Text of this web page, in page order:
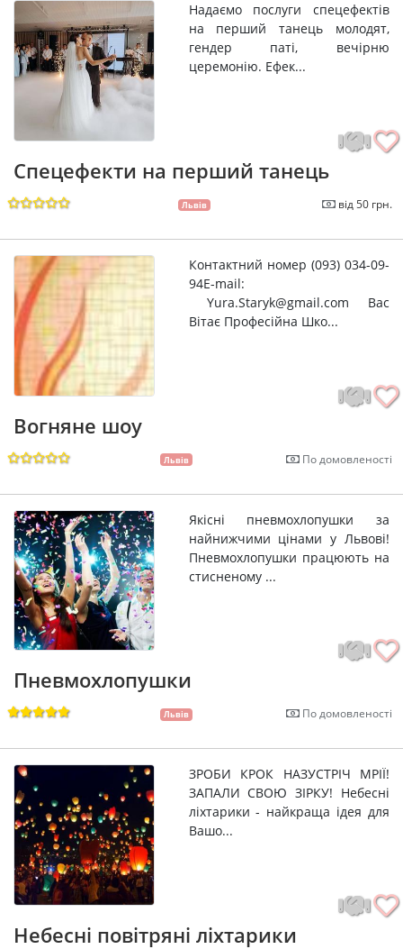
Надаємо послуги спецефектів
на перший танець молодят,
гендер паті, вечірню
церемонію. Ефек...
Спецефекти на перший танець
Львів від 50 грн.
Контактний номер (093) 034-09-
94E-mail:
Yura.Staryk@gmail.com Вас
Вітає Професійна Шко...
Вогняне шоу
Львів По домовленості
Якісні пневмохлопушки за
найнижчими цінами у Львові!
Пневмохлопушки працюють на
стисненому ...
Пневмохлопушки
Львів По домовленості
ЗРОБИ КРОК НАЗУСТРІЧ МРІЇ!
ЗАПАЛИ СВОЮ ЗІРКУ! Небесні
ліхтарики - найкраща ідея для
Вашо...
Небесні повітряні ліхтарики